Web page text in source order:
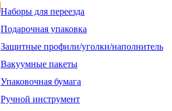
Наборы для переезда
Подарочная упаковка
Защитные профили/уголки/наполнитель
Вакуумные пакеты
Упаковочная бумага
Ручной инструмент